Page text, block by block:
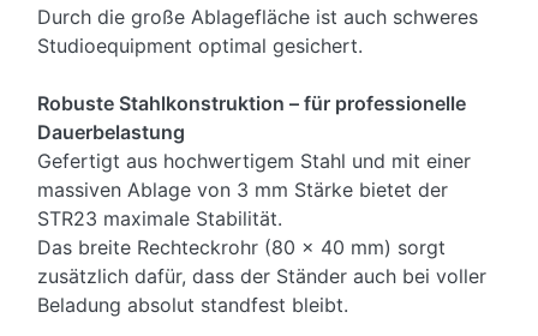
Durch die große Ablagefläche ist auch schweres
Studioequipment optimal gesichert.
Robuste Stahlkonstruktion – für professionelle
Dauerbelastung
Gefertigt aus hochwertigem Stahl und mit einer
massiven Ablage von 3 mm Stärke bietet der
STR23 maximale Stabilität.
Das breite Rechteckrohr (80 × 40 mm) sorgt
zusätzlich dafür, dass der Ständer auch bei voller
Beladung absolut standfest bleibt.